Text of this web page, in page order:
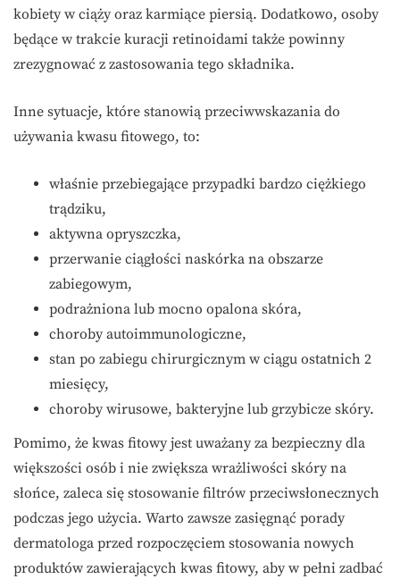
kobiety w ciąży oraz karmiące piersią. Dodatkowo, osoby
będące w trakcie kuracji retinoidami także powinny
zrezygnować z zastosowania tego składnika.
Inne sytuacje, które stanowią przeciwwskazania do
używania kwasu fitowego, to:
właśnie przebiegające przypadki bardzo ciężkiego
trądziku,
aktywna opryszczka,
przerwanie ciągłości naskórka na obszarze
zabiegowym,
podrażniona lub mocno opalona skóra,
choroby autoimmunologiczne,
stan po zabiegu chirurgicznym w ciągu ostatnich 2
miesięcy,
choroby wirusowe, bakteryjne lub grzybicze skóry.
Pomimo, że kwas fitowy jest uważany za bezpieczny dla
większości osób i nie zwiększa wrażliwości skóry na
słońce, zaleca się stosowanie filtrów przeciwsłonecznych
podczas jego użycia. Warto zawsze zasięgnąć porady
dermatologa przed rozpoczęciem stosowania nowych
produktów zawierających kwas fitowy, aby w pełni zadbać